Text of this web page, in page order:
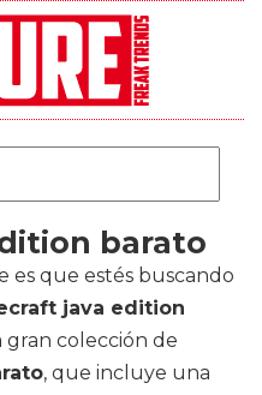
barato
es que estés buscando
java edition
gran colección de
, que incluye una